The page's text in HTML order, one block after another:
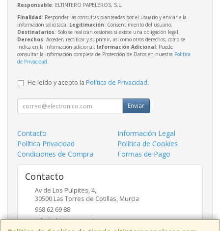
Responsable: ELTINTERO PAPELEROS, S.L.
Finalidad: Responder las consultas planteadas por el usuario y enviarle la
información solicitada; Legitimación: Consentimiento del usuario;
Destinatarios: Solo se realizan cesiones si existe una obligación legal;
Derechos: Acceder, rectificar y suprimir, así como otros derechos, como se
indica en la información adicional; Información Adicional: Puede
consultar la información completa de Protección de Datos en nuestra Política
de Privacidad.
He leído y acepto la Política de Privacidad.
Enviar
Contacto
Información Legal
Política Privacidad
Política de Cookies
Condiciones de Compra
Formas de Pago
Contacto
Av de Los Pulpites, 4,
30500 Las Torres de Cotillas, Murcia
968 62 69 88
info@eltinteropapeleros.com